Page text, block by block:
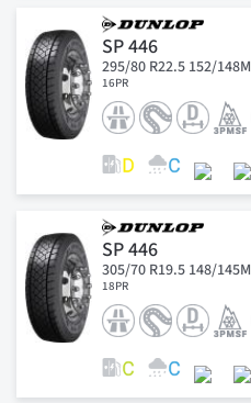
SP 446
295/80 R22.5 152/148M
16PR
SP 446
305/70 R19.5 148/145M
18PR